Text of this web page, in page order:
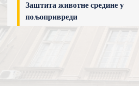
Заштита животне средине у
пољопривреди